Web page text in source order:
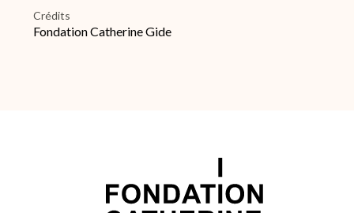
Crédits
Fondation Catherine Gide